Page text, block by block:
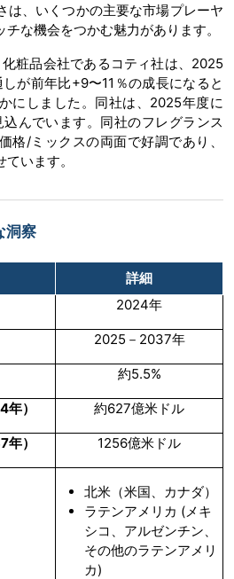
は、いくつかの主要な市場プレーヤ
な機会をつかむ魅力があります。
粧品会社であるコティ社は、2025
が前年比+9〜11％の成長になると
にしました。同社は、2025年度に
んでいます。同社のフレグランス
格/ミックスの両面で好調であり、
います。
洞察
詳細
2024年
2025－2037年
約5.5%
年） 約627億米ドル
年） 1256億米ドル
北米（米国、カナダ）
ラテンアメリカ (メキ
シコ、アルゼンチン、
その他のラテンアメリ
カ)